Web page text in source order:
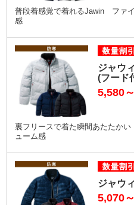
普段着感覚で着れるJawin ファ
感
ジャウ
(フード
5,580
裏フリースで着た瞬間あたたか
ューム感
ジャウ
5,070